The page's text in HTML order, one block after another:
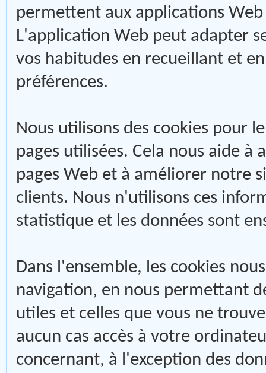
permettent aux applications
L'application Web peut adapter
vos habitudes en recueillant et
préférences.
Nous utilisons des cookies pour
pages utilisées. Cela nous aide à
pages Web et à améliorer notre
clients. Nous n'utilisons ces
statistique et les données sont
Dans l'ensemble, les cookies
navigation, en nous permettant
utiles et celles que vous ne
aucun cas accès à votre
concernant, à l'exception des